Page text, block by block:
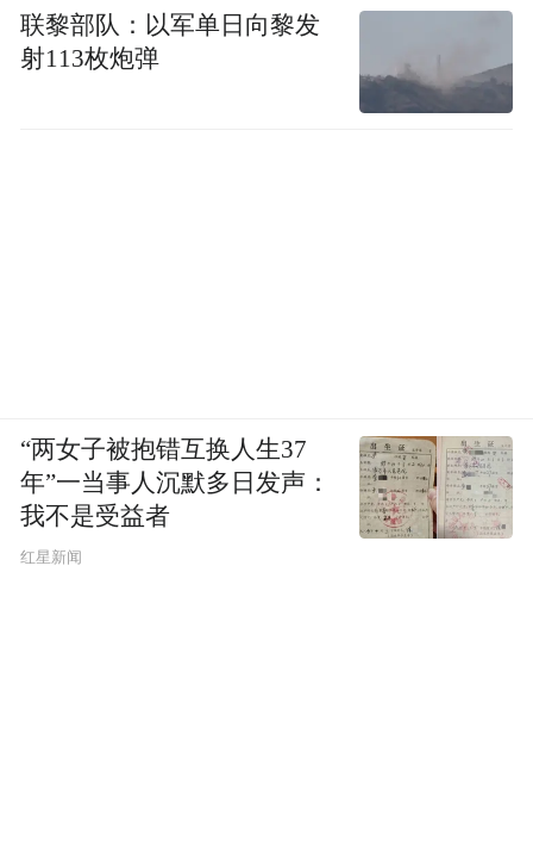
联黎部队：以军单日向黎发
射113枚炮弹
“两女子被抱错互换人生37
年”一当事人沉默多日发声：
我不是受益者
红星新闻